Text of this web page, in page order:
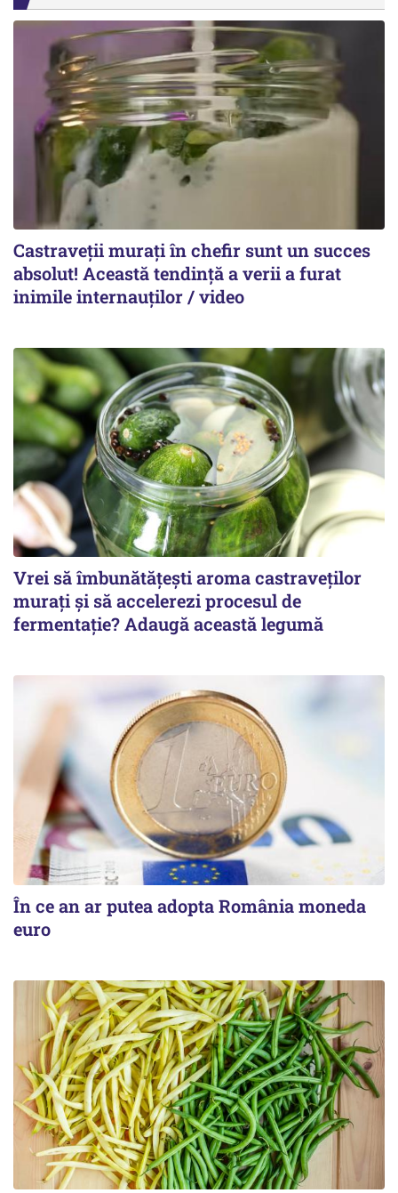
Castraveții murați în chefir sunt un succes
absolut! Această tendință a verii a furat
inimile internauților / video
Vrei să îmbunătățești aroma castraveților
murați și să accelerezi procesul de
fermentație? Adaugă această legumă
În ce an ar putea adopta România moneda
euro